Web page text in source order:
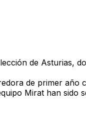
de Asturias,
de primer año
Mirat han sido